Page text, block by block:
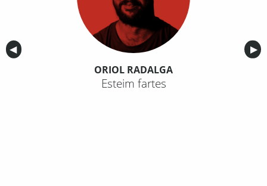
Anterior
◀︎ ▶︎
ORIOL RADALGA
Esteim fartes